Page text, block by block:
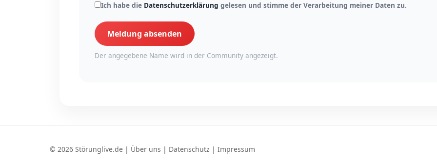
Ich habe die Datenschutzerklärung gelesen und stimme der Verarbeitung meiner Daten zu.
Meldung absenden
Der angegebene Name wird in der Community angezeigt.
© 2026 Störunglive.de | Über uns | Datenschutz | Impressum